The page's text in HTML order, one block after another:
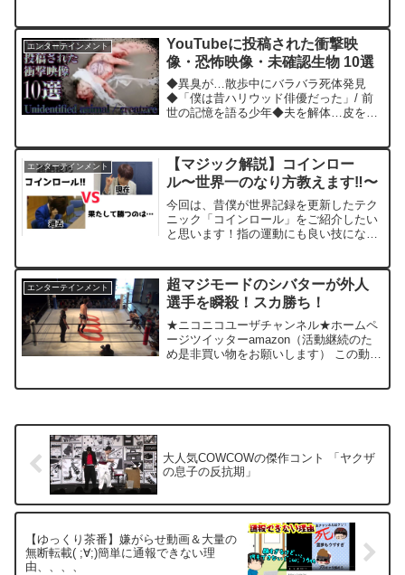
▼OPENREC.TV▼FRESH!▼ニコ生 こ
の...
エンターテインメント
YouTubeに投稿された衝撃映
像・恐怖映像・未確認生物 10選
◆異臭が…散歩中にバラバラ死体発見
◆「僕は昔ハリウッド俳優だった」/ 前
世の記憶を語る少年◆夫を解体…皮を剥
は、YouTube上に投稿された衝撃映像・
恐怖映像・未...
エンターテインメント
【マジック解説】コインロー
ル〜世界一のなり方教えます‼️〜
今回は、昔僕が世界記録を更新したテク
ニック「コインロール」をご紹介したい
と思います！指の運動にも良い技になり
♦️Twitter♦️♣️Instagram♣️❤️ブログ❤️♠️...
エンターテインメント
超マジモードのシバターが外人
選手を瞬殺！スカ勝ち！
★ニコニコユーザチャンネル★ホームペ
ージツイッターamazon（活動継続のた
め是非買い物をお願いします） この動画
大人気COWCOWの傑作コント 「ヤクザ
の息子の反抗期」
【ゆっくり茶番】嫌がらせ動画＆大量の
無断転載( ;∀;)簡単に通報できない理
由、、、、